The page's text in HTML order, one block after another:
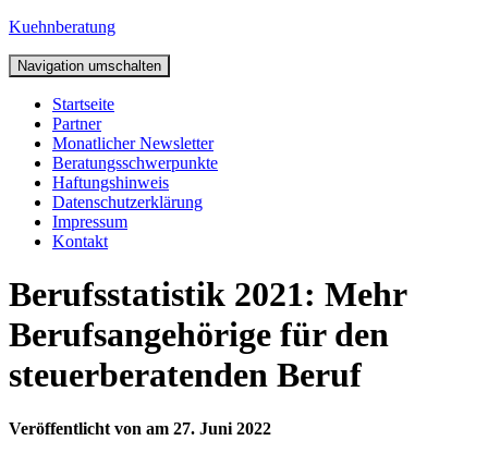
Kuehnberatung
Navigation umschalten
Startseite
Partner
Monatlicher Newsletter
Beratungsschwerpunkte
Haftungshinweis
Datenschutzerklärung
Impressum
Kontakt
Berufsstatistik 2021: Mehr
Berufsangehörige für den
steuerberatenden Beruf
Veröffentlicht von am 27. Juni 2022